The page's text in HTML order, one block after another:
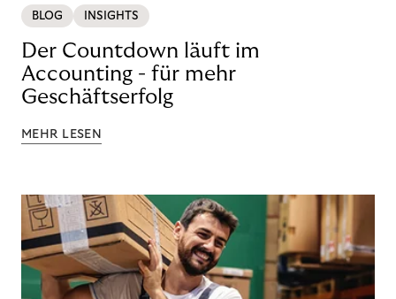
BLOG INSIGHTS
Der Countdown läuft im
Accounting - für mehr
Geschäftserfolg
MEHR LESEN